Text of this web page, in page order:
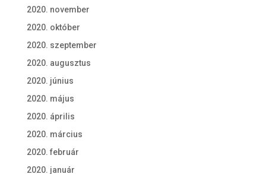
2020. november
2020. október
2020. szeptember
2020. augusztus
2020. június
2020. május
2020. április
2020. március
2020. február
2020. január